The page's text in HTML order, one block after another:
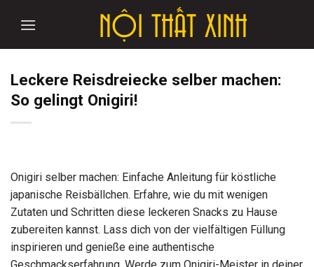
Leckere Reisdreiecke selber machen:
So gelingt Onigiri!
Onigiri selber machen: Einfache Anleitung für köstliche
japanische Reisbällchen. Erfahre, wie du mit wenigen
Zutaten und Schritten diese leckeren Snacks zu Hause
zubereiten kannst. Lass dich von der vielfältigen Füllung
inspirieren und genieße eine authentische